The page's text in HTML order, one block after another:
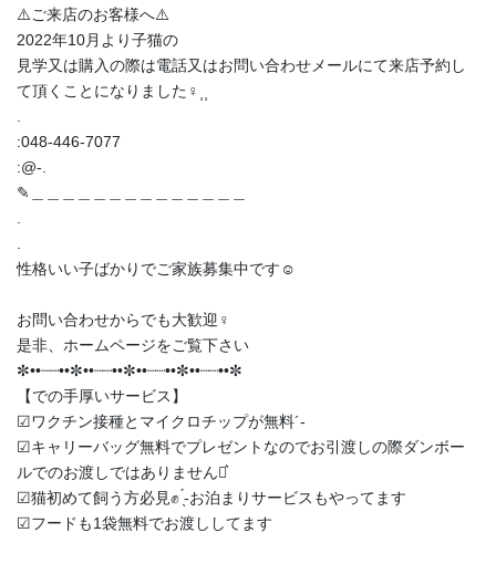
⚠️ご来店のお客様へ⚠️
2022年10月より子猫の
見学又は購入の際は電話又はお問い合わせメールにて来店予約し
て頂くことになりました‍♀️⸒⸒
.
:048-446-7077
:@-.
✎︎＿＿＿＿＿＿＿＿＿＿＿＿＿＿
.
.
性格いい子ばかりでご家族募集中です☺️
お問い合わせからでも大歓迎‍♀️
是非、ホームページをご覧下さい
✼••┈┈••✼••┈┈••✼••┈┈••✼••┈┈••✼
【での手厚いサービス】
︎︎︎︎☑︎ワクチン接種とマイクロチップが無料︎´-
︎︎︎︎☑︎キャリーバッグ無料でプレゼントなのでお引渡しの際ダンボー
ルでのお渡しではありません‪⋆͛
︎︎︎︎☑︎猫初めて飼う方必見✊ ̖́-お泊まりサービスもやってます
︎︎︎︎☑︎フードも1袋無料でお渡ししてます